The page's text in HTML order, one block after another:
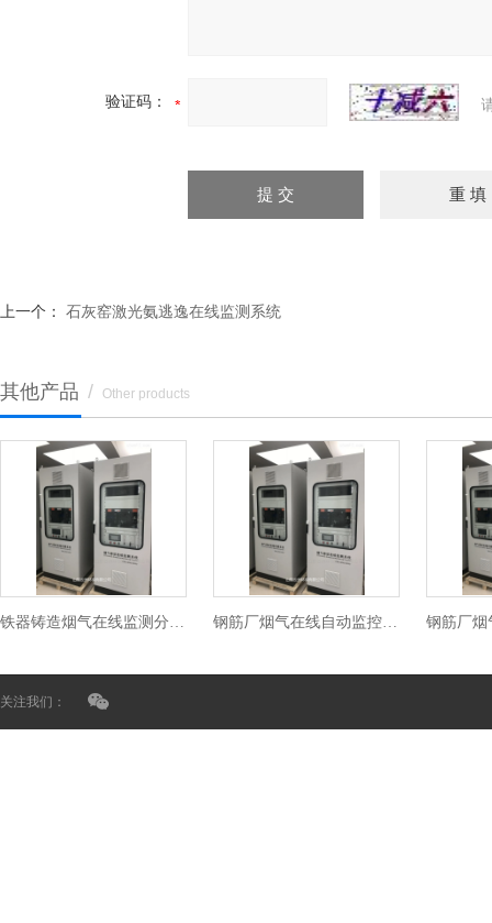
验证码：
上一个： 石灰窑激光氨逃逸在线监测系统
其他产品 / Other products
铁器铸造烟气在线监测分析系统 钢筋厂烟气在线自动监控设备
关注我们：